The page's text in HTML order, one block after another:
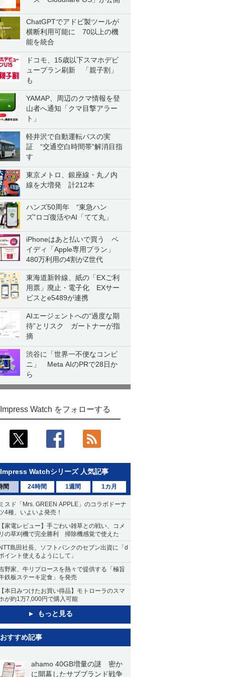
ChatGPTでアドビ製ツールが
横断利用可能に 70以上の機
能を統合
ドコモ、15歳以下スマホデビ
ュープラン刷新 「親子割」
も
YAMAP、周辺のクマ情報を登
山者へ通知「クマ目撃アラー
ト」
軽井沢で自動運転バスの実
証 “交通空白時間帯”解消目指
す
東京メトロ、銀座線・丸ノ内
線を大増発 計212本
ハンズ50周年 “東急ハン
ズ”ロゴ復活やAI「てて丸」
iPhoneはあと払いで買う ペ
イディ「Apple専用プラン」
480万利用の4割がZ世代
東海道新幹線、紙の「EXご利
用票」廃止・電子化 EXサー
ビスとe5489が連携
AIエージェントへの“過度な期
待”とリスク ガートナーが指
摘
渋谷に「世界一不便なコンビ
ニ」 Meta AIのPRで28日か
ら
Impress Watch をフォローする
Impress Watchシリーズ 人気記事
間 24時間 1週間 1カ月
スド「Mrs. GREEN APPLE」のコラボドーナ
4種、いよいよ発売！
家電レビュー】手ごわい雑草との戦い、コメ
の草刈機で完全勝利 掃除機感覚で使えた
島田社長、ソフトバンクのセブン出資に「d
イント使えるようにして」
野家、牛リブロースを熱々で提供する「極旨
鉄板ステーキ定食」を発売
本日みつけたお買い得品】モトローラのスマ
が約1万7,000円で購入可能
もっと見る
おすすめ記事
ahamo 40GB増量の謎 密か
に開幕したサブブランド戦争